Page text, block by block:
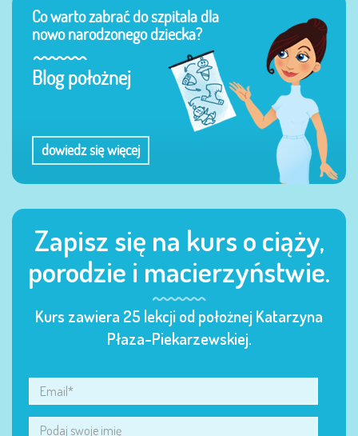
Co warto zabrać do szpitala dla
nowo narodzonego dziecka?
Blog położnej
dowiedz się więcej
Zapisz się na kurs o ciąży,
porodzie i macierzyństwie.
Kurs zawiera 25 lekcji od położnej Katarzyna
Płaza-Piekarzewskiej.